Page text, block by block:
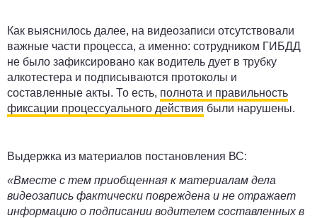
Как выяснилось далее, на видеозаписи отсутствовали
важные части процесса, а именно: сотрудником ГИБДД
не было зафиксировано как водитель дует в трубку
алкотестера и подписываются протоколы и
составленные акты. То есть, полнота и правильность
фиксации процессуального действия были нарушены.
Выдержка из материалов постановления ВС:
«Вместе с тем приобщенная к материалам дела
видеозапись фактически повреждена и не отражает
информацию о подписании водителем составленных в